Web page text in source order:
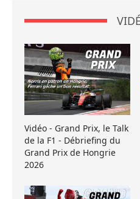
Vidéo - Grand Prix, le Talk
de la F1 - Débriefing du
Grand Prix de Hongrie
2026